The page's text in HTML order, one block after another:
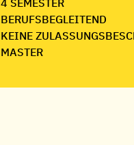
4 SEMESTER
BERUFSBEGLEITEND
KEINE
MASTER